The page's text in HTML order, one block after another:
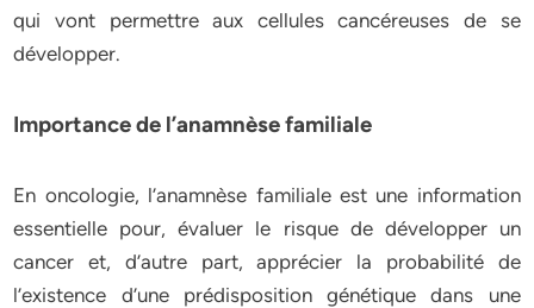
qui vont permettre aux cellules cancéreuses de se
développer.
Importance de l’anamnèse familiale
En oncologie, l’anamnèse familiale est une information
essentielle pour, évaluer le risque de développer un
cancer et, d’autre part, apprécier la probabilité de
l’existence d’une prédisposition génétique dans une